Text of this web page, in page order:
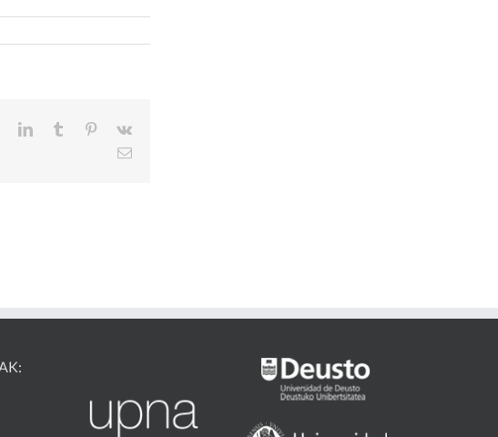
RedditLinkedInTumblr Pinterest
Vk
Email